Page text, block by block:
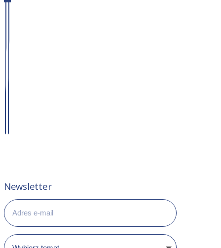
Newsletter